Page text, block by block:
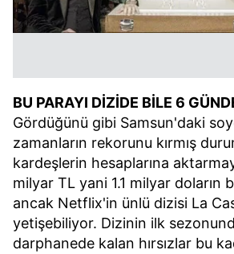
BU PARAYI DİZİDE BİLE 6
Gördüğünü gibi Samsun'daki
zamanların rekorunu kırmış
kardeşlerin hesaplarına
milyar TL yani 1.1 milyar doların
ancak Netflix'in ünlü dizisi La
yetişebiliyor. Dizinin ilk
darphanede kalan hırsızlar bu